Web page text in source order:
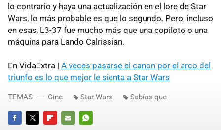
lo contrario y haya una actualización en el lore de Star
Wars, lo más probable es que lo segundo. Pero, incluso
en esas, L3-37 fue mucho más que una copiloto o una
máquina para Lando Calrissian.
En VidaExtra | A veces pasarse el canon por el arco del
triunfo es lo que mejor le sienta a Star Wars
TEMAS Cine Star Wars Sabías que